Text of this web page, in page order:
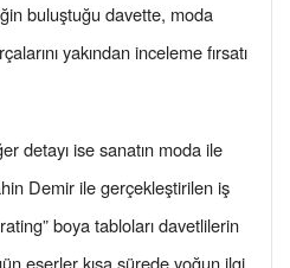
buluştuğu davette, moda
yakından inceleme fırsatı
detayı ise sanatın moda ile
Demir ile gerçekleştirilen iş
boya tabloları davetlilerin
eserler kısa sürede yoğun ilgi